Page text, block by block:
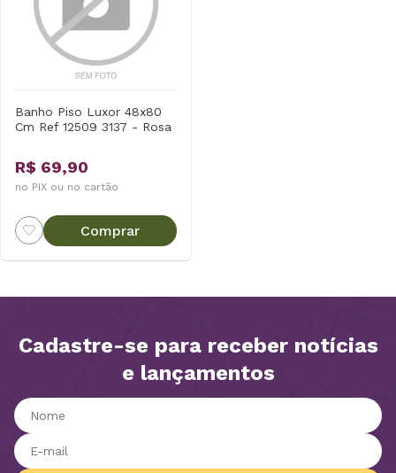
Banho Piso Luxor 48x80
Cm Ref 12509 3137 - Rosa
R$ 69,90
no PIX ou no cartão
Comprar
Cadastre-se para receber notícias
e lançamentos